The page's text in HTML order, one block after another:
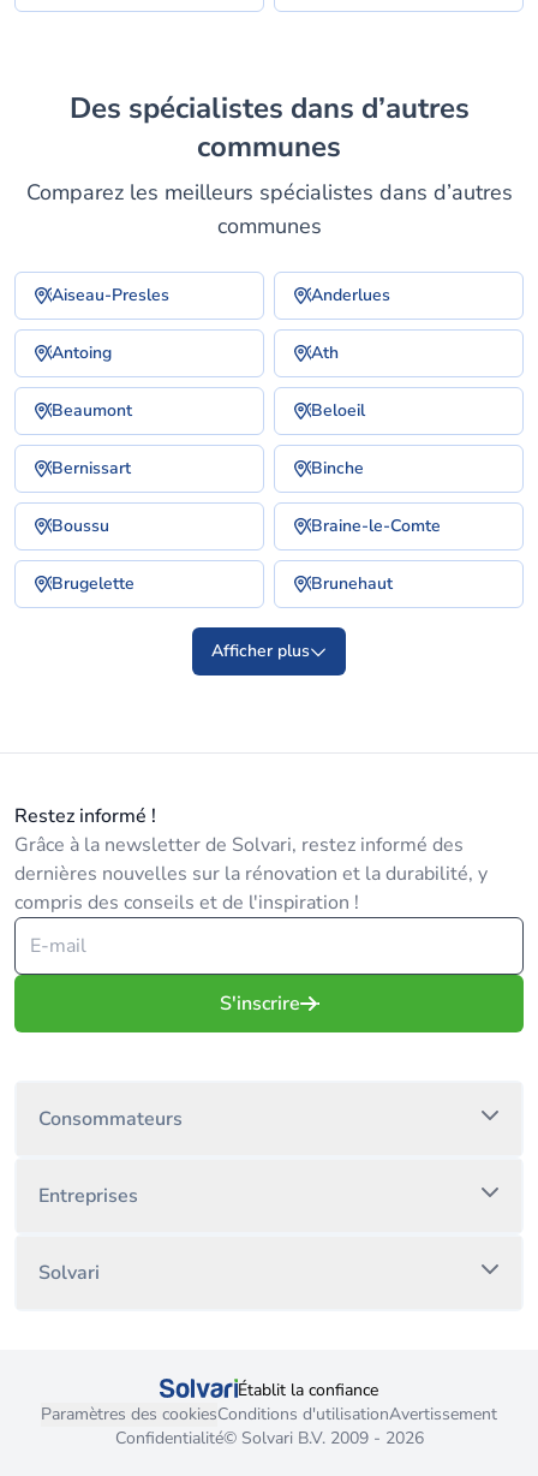
Des spécialistes dans d’autres
communes
Comparez les meilleurs spécialistes dans d’autres
communes
Aiseau-Presles Anderlues
Antoing Ath
Beaumont Beloeil
Bernissart Binche
Boussu Braine-le-Comte
Brugelette Brunehaut
Afficher plus
Restez informé !
Grâce à la newsletter de Solvari, restez informé des
dernières nouvelles sur la rénovation et la durabilité, y
compris des conseils et de l'inspiration !
S'inscrire
Consommateurs
Entreprises
Solvari
Établit la confiance
Paramètres des cookiesConditions d'utilisationAvertissement
Confidentialité© Solvari B.V. 2009 - 2026